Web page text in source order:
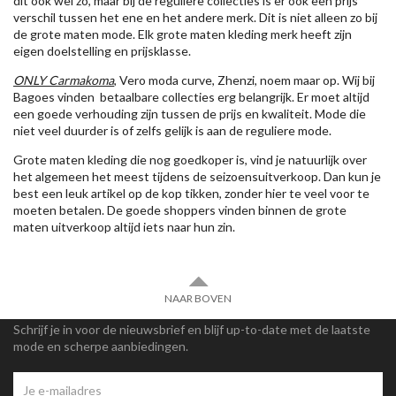
verschil tussen het ene en het andere merk. Dit is niet alleen zo bij
de grote maten mode. Elk grote maten kleding merk heeft zijn
eigen doelstelling en prijsklasse.
ONLY Carmakoma, Vero moda curve, Zhenzi, noem maar op. Wij bij
Bagoes vinden betaalbare collecties erg belangrijk. Er moet altijd
een goede verhouding zijn tussen de prijs en kwaliteit. Mode die
niet veel duurder is of zelfs gelijk is aan de reguliere mode.
Grote maten kleding die nog goedkoper is, vind je natuurlijk over
het algemeen het meest tijdens de seizoensuitverkoop. Dan kun je
best een leuk artikel op de kop tikken, zonder hier te veel voor te
moeten betalen. De goede shoppers vinden binnen de grote
maten uitverkoop altijd iets naar hun zin.
NAAR BOVEN
Schrijf je in voor de nieuwsbrief en blijf up-to-date met de laatste
mode en scherpe aanbiedingen.